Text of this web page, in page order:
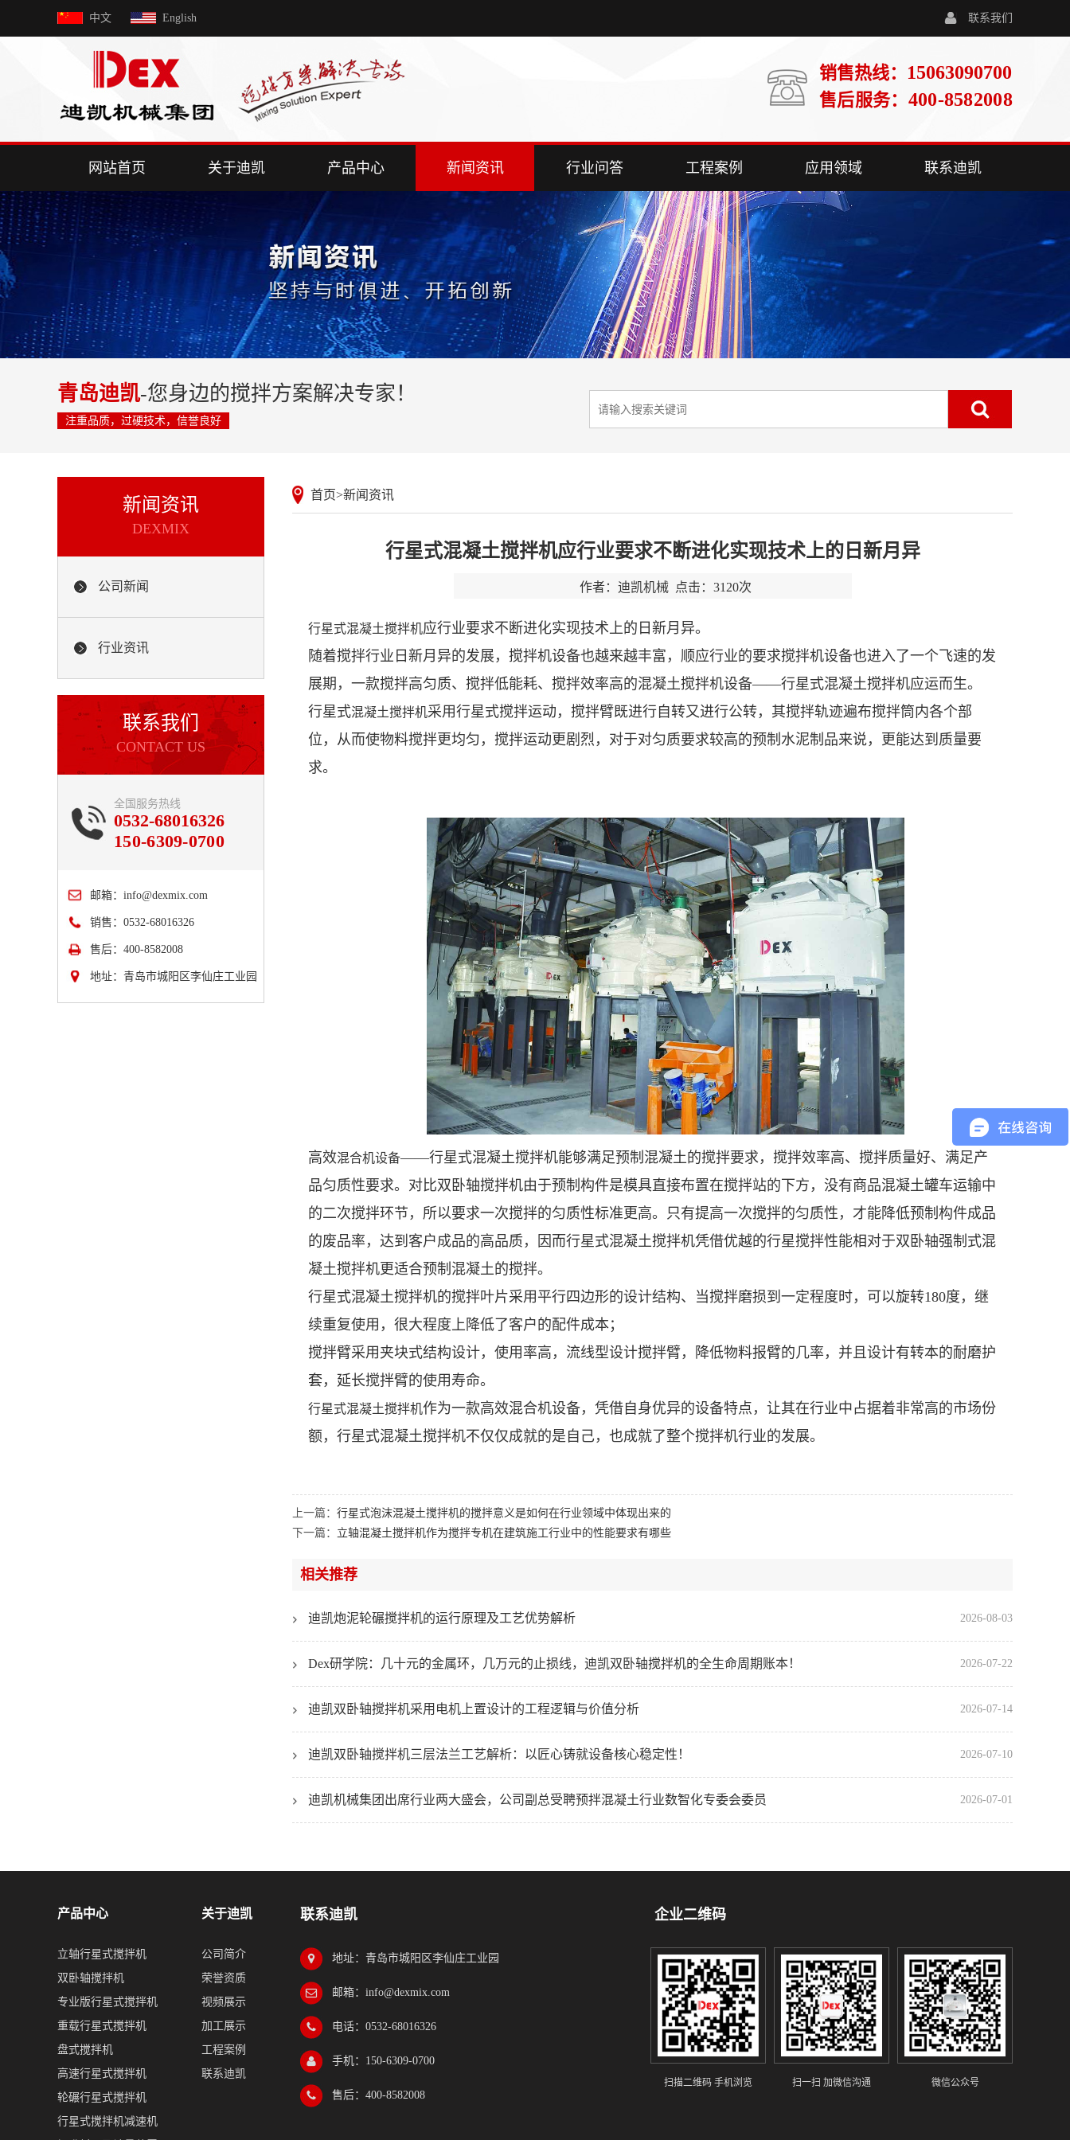
中文 English 联系我们
销售热线： 15063090700
售后服务： 400-8582008
网站首页 关于迪凯 产品中心 新闻资讯 行业问答 工程案例 应用领域 联系迪凯
青岛迪凯-您身边的搅拌方案解决专家！
注重品质，过硬技术，信誉良好
新闻资讯
DEXMIX
公司新闻
行业资讯
联系我们
CONTACT US
全国服务热线
0532-68016326
150-6309-0700
邮箱： info@dexmix.com
销售：0532-68016326
售后：400-8582008
地址：青岛市城阳区李仙庄工业园
首页>新闻资讯
行星式混凝土搅拌机应行业要求不断进化实现技术上的日新月异
作者：迪凯机械 点击：3120次
行星式混凝土搅拌机应行业要求不断进化实现技术上的日新月异。
随着搅拌行业日新月异的发展，搅拌机设备也越来越丰富，顺应行业的要求搅拌机设备也进入了一个飞速的发
展期，一款搅拌高匀质、搅拌低能耗、搅拌效率高的混凝土搅拌机设备——行星式混凝土搅拌机应运而生。
行星式混凝土搅拌机采用行星式搅拌运动，搅拌臂既进行自转又进行公转，其搅拌轨迹遍布搅拌筒内各个部
位，从而使物料搅拌更均匀，搅拌运动更剧烈，对于对匀质要求较高的预制水泥制品来说，更能达到质量要
求。
高效混合机设备——行星式混凝土搅拌机能够满足预制混凝土的搅拌要求，搅拌效率高、搅拌质量好、满足产
品匀质性要求。对比双卧轴搅拌机由于预制构件是模具直接布置在搅拌站的下方，没有商品混凝土罐车运输中
的二次搅拌环节，所以要求一次搅拌的匀质性标准更高。只有提高一次搅拌的匀质性，才能降低预制构件成品
的废品率，达到客户成品的高品质，因而行星式混凝土搅拌机凭借优越的行星搅拌性能相对于双卧轴强制式混
凝土搅拌机更适合预制混凝土的搅拌。
行星式混凝土搅拌机的搅拌叶片采用平行四边形的设计结构、当搅拌磨损到一定程度时，可以旋转180度，继
续重复使用，很大程度上降低了客户的配件成本；
搅拌臂采用夹块式结构设计，使用率高，流线型设计搅拌臂，降低物料报臂的几率，并且设计有转本的耐磨护
套，延长搅拌臂的使用寿命。
行星式混凝土搅拌机作为一款高效混合机设备，凭借自身优异的设备特点，让其在行业中占据着非常高的市场份
额，行星式混凝土搅拌机不仅仅成就的是自己，也成就了整个搅拌机行业的发展。
上一篇： 行星式泡沫混凝土搅拌机的搅拌意义是如何在行业领域中体现出来的
下一篇： 立轴混凝土搅拌机作为搅拌专机在建筑施工行业中的性能要求有哪些
相关推荐
2026-08-03
迪凯炮泥轮碾搅拌机的运行原理及工艺优势解析
2026-07-22
Dex研学院：几十元的金属环，几万元的止损线，迪凯双卧轴搅拌机的全生命周期账本！
2026-07-14
迪凯双卧轴搅拌机采用电机上置设计的工程逻辑与价值分析
2026-07-10
迪凯双卧轴搅拌机三层法兰工艺解析：以匠心铸就设备核心稳定性！
2026-07-01
迪凯机械集团出席行业两大盛会，公司副总受聘预拌混凝土行业数智化专委会委员
产品中心
立轴行星式搅拌机
双卧轴搅拌机
专业版行星式搅拌机
重载行星式搅拌机
盘式搅拌机
高速行星式搅拌机
轮碾行星式搅拌机
行星式搅拌机减速机
关于迪凯
公司简介
荣誉资质
视频展示
加工展示
工程案例
联系迪凯
联系迪凯
地址：青岛市城阳区李仙庄工业园
邮箱：info@dexmix.com
电话：0532-68016326
手机：150-6309-0700
售后：400-8582008
企业二维码
扫描二维码 手机浏览 扫一扫 加微信沟通 微信公众号